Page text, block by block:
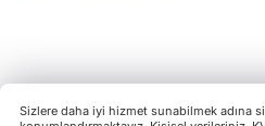
Sizlere daha iyi hizmet sunabilmek adına